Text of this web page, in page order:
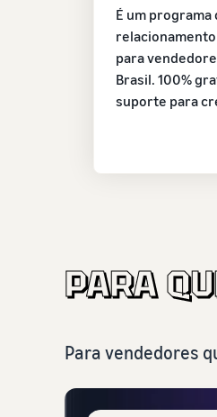
É um programa
para
Brasil. 100%
suporte para
Para vendedores